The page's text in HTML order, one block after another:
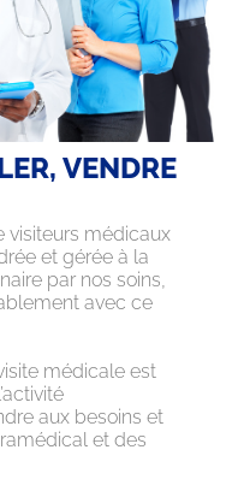
VENDRE
visiteurs médicaux
et gérée à la
par nos soins,
avec ce
médicale est
aux besoins et
et des